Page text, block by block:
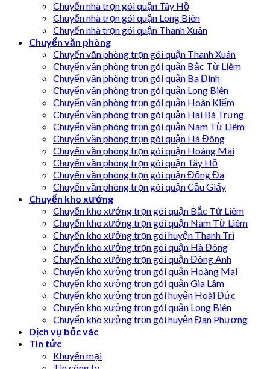
Chuyển nhà trọn gói quận Tây Hồ
Chuyển nhà trọn gói quận Long Biên
Chuyển nhà trọn gói quận Thanh Xuân
Chuyển văn phòng
Chuyển văn phòng trọn gói quận Thanh Xuân
Chuyển văn phòng trọn gói quận Bắc Từ Liêm
Chuyển văn phòng trọn gói quận Ba Đình
Chuyển văn phòng trọn gói quận Long Biên
Chuyển văn phòng trọn gói quận Hoàn Kiếm
Chuyển văn phòng trọn gói quận Hai Bà Trưng
Chuyển văn phòng trọn gói quận Nam Từ Liêm
Chuyển văn phòng trọn gói quận Hà Đông
Chuyển văn phòng trọn gói quận Hoàng Mai
Chuyển văn phòng trọn gói quận Tây Hồ
Chuyển văn phòng trọn gói quận Đống Đa
Chuyển văn phòng trọn gói quận Cầu Giấy
Chuyển kho xưởng
Chuyển kho xưởng trọn gói quận Bắc Từ Liêm
Chuyển kho xưởng trọn gói quận Nam Từ Liêm
Chuyển kho xưởng trọn gói huyện Thanh Trì
Chuyển kho xưởng trọn gói quận Hà Đông
Chuyển kho xưởng trọn gói quận Đông Anh
Chuyển kho xưởng trọn gói quận Hoàng Mai
Chuyển kho xưởng trọn gói quận Gia Lâm
Chuyển kho xưởng trọn gói huyện Hoài Đức
Chuyển kho xưởng trọn gói quận Long Biên
Chuyển kho xưởng trọn gói huyện Đan Phượng
Dịch vụ bốc vác
Tin tức
Khuyến mại